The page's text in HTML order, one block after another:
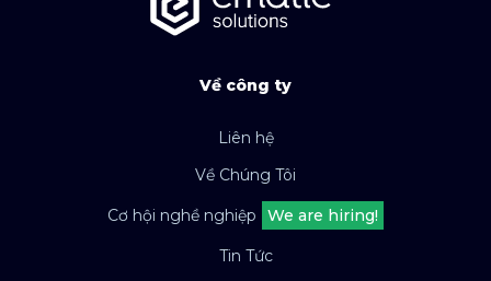
Về công ty
Liên hệ
Về Chúng Tôi
Cơ hội nghề nghiệp We are hiring!
Tin Tức